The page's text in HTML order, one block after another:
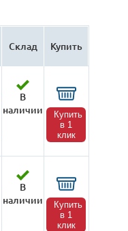
Склад Купить
В
наличии
Купить
в 1
клик
В
наличии
Купить
в 1
клик